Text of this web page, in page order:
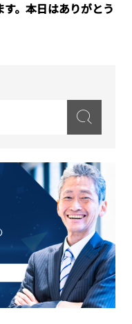
。本日はありがとう